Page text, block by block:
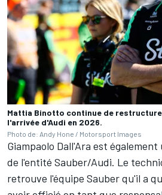
Mattia Binotto continue de
l'arrivée d'Audi en 2026.
Photo de: Andy Hone / Motorsport Images
Giampaolo Dall'Ara est
de l'entité Sauber/Audi. Le
retrouve l'équipe Sauber qu'il a